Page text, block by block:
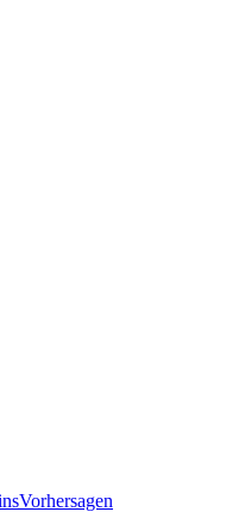
Vorhersagen